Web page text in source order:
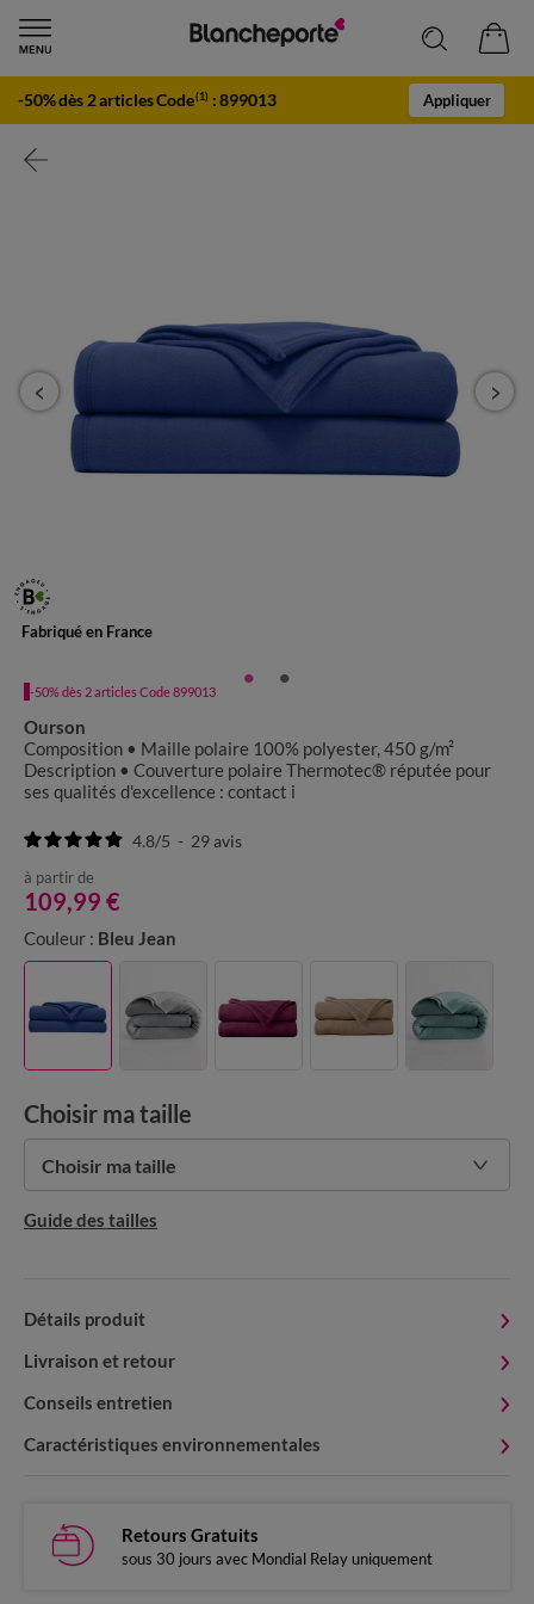
-50% dès 2 articles Code(1) :899013 Appliquer
Fabriqué en France
-50% dès 2 articles Code 899013
Ourson
Composition • Maille polaire 100% polyester, 450 g/m²
Description • Couverture polaire Thermotec® réputée pour
ses qualités d'excellence : contact i
4.8/5 - 29avis
à partir de
109,99 €
Couleur : Bleu Jean
Choisir ma taille
Choisir ma taille
Guide des tailles
Détails produit
Livraison et retour
Conseils entretien
Caractéristiques environnementales
Retours Gratuits
sous 30 jours avec Mondial Relay uniquement